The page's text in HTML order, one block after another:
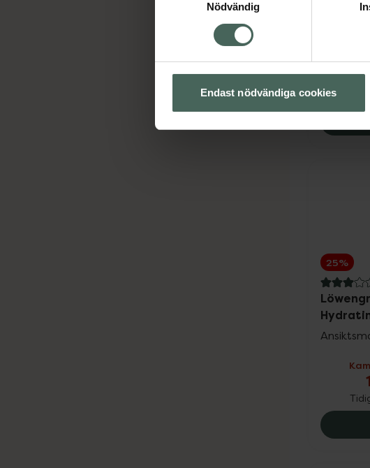
Nödvändig
Endast nödvändiga cookies
Facial
25%
3 av 5 i